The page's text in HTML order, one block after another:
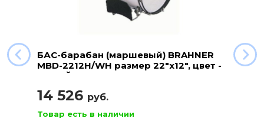
БАС-барабан (маршевый) BRAHNER
MBD-2212H/WH размер 22"x12", цвет -
БЕЛЫЙ
14 526 руб.
Товар есть в наличии